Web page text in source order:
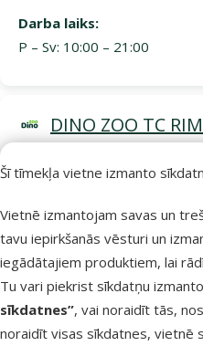
Šī tīmekļa vietne izmanto
Vietnē izmantojam savas un
tavu iepirkšanās vēsturi un
iegādātajiem produktiem, lai
Tu vari piekrist sīkdatņu
sīkdatnes”, vai noraidīt tās,
noraidīt visas sīkdatnes, vietnē
Darba laiks:
P – Sv: 10:00 – 21:00
DINO ZOO TC
P – Sv: 10:00 – 21:00
DINO ZOO TC